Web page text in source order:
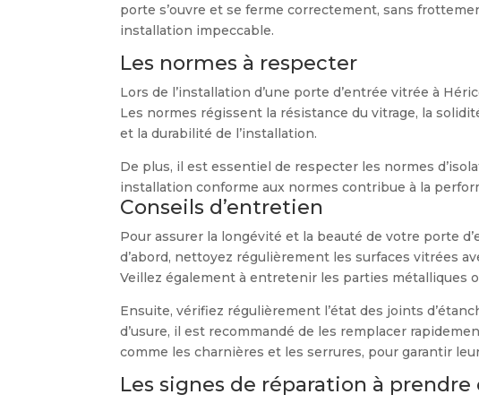
porte s’ouvre et se ferme correctement, sans
installation impeccable.
Les normes à respecter
Lors de l’installation d’une porte d’entrée vitrée à
Les normes régissent la résistance du vitrage, la
et la durabilité de l’installation.
De plus, il est essentiel de respecter les normes
installation conforme aux normes contribue à la
Conseils d’entretien
Pour assurer la longévité et la beauté de votre porte
d’abord, nettoyez régulièrement les surfaces vitrées
Veillez également à entretenir les parties métalliques
Ensuite, vérifiez régulièrement l’état des joints
d’usure, il est recommandé de les remplacer
comme les charnières et les serrures, pour garantir
Les signes de réparation à